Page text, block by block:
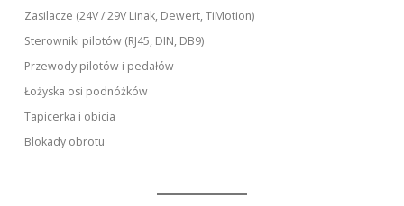
Zasilacze (24V / 29V Linak, Dewert, TiMotion)
Sterowniki pilotów (RJ45, DIN, DB9)
Przewody pilotów i pedałów
Łożyska osi podnóżków
Tapicerka i obicia
Blokady obrotu